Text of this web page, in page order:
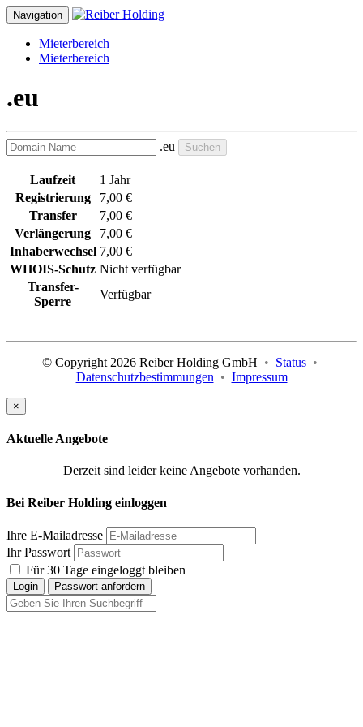
Navigation
Mieterbereich
Mieterbereich
.eu
.eu Suchen
Laufzeit
1 Jahr
Registrierung
7,00 €
Transfer
7,00 €
Verlängerung
7,00 €
Inhaberwechsel 7,00 €
WHOIS-Schutz Nicht verfügbar
Transfer-
Sperre
Verfügbar
© Copyright 2026 Reiber Holding GmbH • Status •
Datenschutzbestimmungen • Impressum
×
Aktuelle Angebote
Derzeit sind leider keine Angebote vorhanden.
Bei Reiber Holding einloggen
Ihre E-Mailadresse
Ihr Passwort
Für 30 Tage eingeloggt bleiben
Login Passwort anfordern